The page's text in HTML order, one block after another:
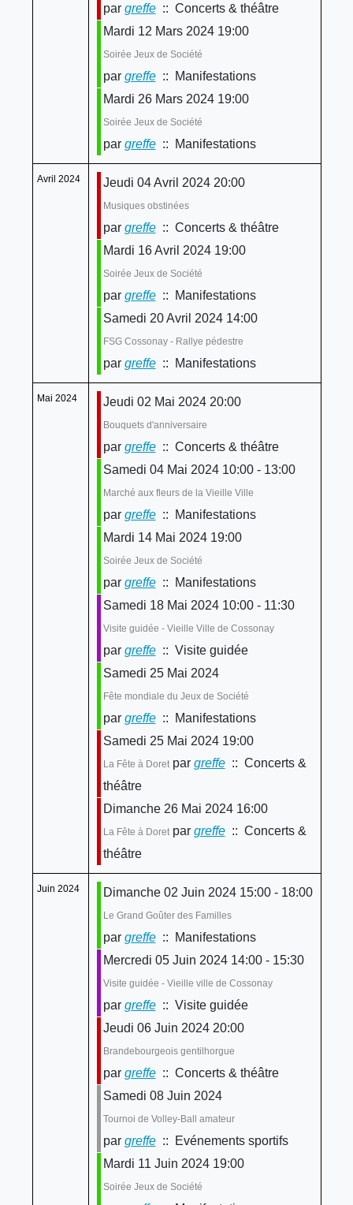
par greffe:: Concerts & théâtre
Mardi 12 Mars 2024 19:00
Soirée Jeux de Société
par greffe:: Manifestations
Mardi 26 Mars 2024 19:00
Soirée Jeux de Société
par greffe:: Manifestations
Avril 2024 Jeudi 04 Avril 2024 20:00
Musiques obstinées
par greffe:: Concerts & théâtre
Mardi 16 Avril 2024 19:00
Soirée Jeux de Société
par greffe:: Manifestations
Samedi 20 Avril 2024 14:00
FSG Cossonay - Rallye pédestre
par greffe:: Manifestations
Mai 2024 Jeudi 02 Mai 2024 20:00
Bouquets d'anniversaire
par greffe:: Concerts & théâtre
Samedi 04 Mai 2024 10:00 - 13:00
Marché aux fleurs de la Vieille Ville
par greffe:: Manifestations
Mardi 14 Mai 2024 19:00
Soirée Jeux de Société
par greffe:: Manifestations
Samedi 18 Mai 2024 10:00 - 11:30
Visite guidée - Vieille Ville de Cossonay
par greffe:: Visite guidée
Samedi 25 Mai 2024
Fête mondiale du Jeux de Société
par greffe:: Manifestations
Samedi 25 Mai 2024 19:00
La Fête à Doretpar greffe:: Concerts &
théâtre
Dimanche 26 Mai 2024 16:00
La Fête à Doretpar greffe:: Concerts &
théâtre
Juin 2024 Dimanche 02 Juin 2024 15:00 - 18:00
Le Grand Goûter des Familles
par greffe:: Manifestations
Mercredi 05 Juin 2024 14:00 - 15:30
Visite guidée - Vieille ville de Cossonay
par greffe:: Visite guidée
Jeudi 06 Juin 2024 20:00
Brandebourgeois gentilhorgue
par greffe:: Concerts & théâtre
Samedi 08 Juin 2024
Tournoi de Volley-Ball amateur
par greffe:: Evénements sportifs
Mardi 11 Juin 2024 19:00
Soirée Jeux de Société